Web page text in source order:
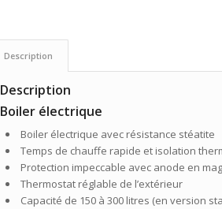
Description
Description
Boiler électrique
Boiler électrique avec résistance stéatite
Temps de chauffe rapide et isolation
Protection impeccable avec anode en
Thermostat réglable de l’extérieur
Capacité de 150 à 300 litres (en version